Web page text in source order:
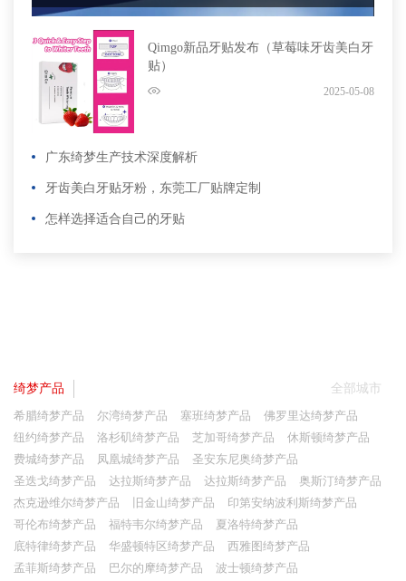
Qimgo新品牙贴发布（草莓味牙齿美白牙
贴）
2025-05-08
广东绮梦生产技术深度解析
牙齿美白牙贴牙粉，东莞工厂贴牌定制
怎样选择适合自己的牙贴
绮梦产品
全部城市
希腊绮梦产品
尔湾绮梦产品 塞班绮梦产品
佛罗里达绮梦产品
纽约绮梦产品
洛杉矶绮梦产品 芝加哥绮梦产品
休斯顿绮梦产品
费城绮梦产品
凤凰城绮梦产品
圣安东尼奥绮梦产品
圣迭戈绮梦产品
达拉斯绮梦产品 达拉斯绮梦产品
奥斯汀绮梦产品
杰克逊维尔绮梦产品
旧金山绮梦产品
印第安纳波利斯绮梦产品
哥伦布绮梦产品
福特韦尔绮梦产品
夏洛特绮梦产品
底特律绮梦产品
华盛顿特区绮梦产品
西雅图绮梦产品
孟菲斯绮梦产品
巴尔的摩绮梦产品
波士顿绮梦产品